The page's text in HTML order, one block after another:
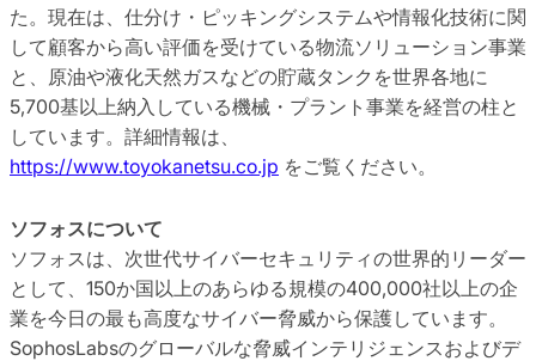
た。現在は、仕分け・ピッキングシステムや情報化技術に関
して顧客から高い評価を受けている物流ソリューション事業
と、原油や液化天然ガスなどの貯蔵タンクを世界各地に
5,700基以上納入している機械・プラント事業を経営の柱と
しています。詳細情報は、
https://www.toyokanetsu.co.jp をご覧ください。
ソフォスについて
ソフォスは、次世代サイバーセキュリティの世界的リーダー
として、150か国以上のあらゆる規模の400,000社以上の企
業を今日の最も高度なサイバー脅威から保護しています。
SophosLabsのグローバルな脅威インテリジェンスおよびデ